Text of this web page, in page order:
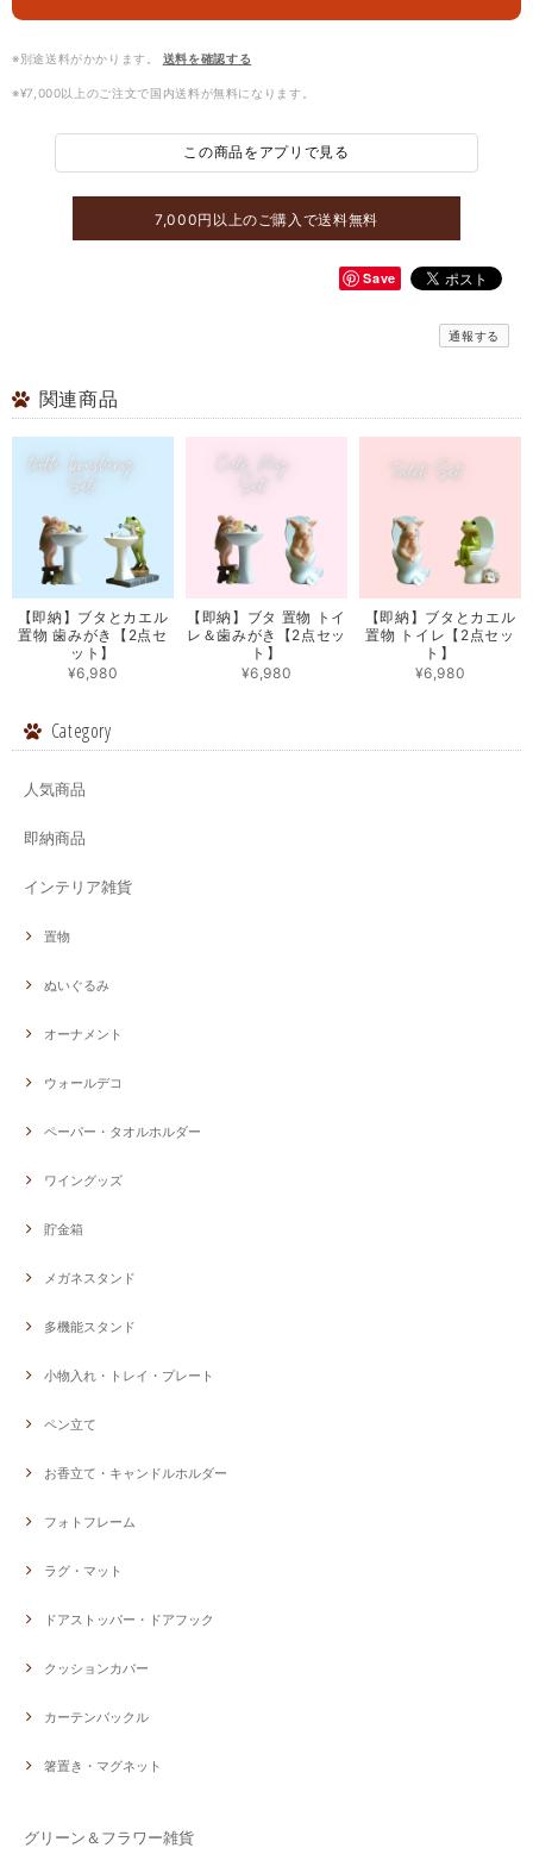
※別途送料がかかります。 送料を確認する
※¥7,000以上のご注文で国内送料が無料になります。
この商品をアプリで見る
7,000円以上のご購入で送料無料
Save
通報する
関連商品
【即納】ブタとカエル
置物 歯みがき【2点セ
ット】
¥6,980
【即納】ブタ 置物 トイ
レ＆歯みがき【2点セッ
ト】
¥6,980
【即納】ブタとカエル
置物 トイレ【2点セッ
ト】
¥6,980
Category
人気商品
即納商品
インテリア雑貨
置物
ぬいぐるみ
オーナメント
ウォールデコ
ペーパー・タオルホルダー
ワイングッズ
貯金箱
メガネスタンド
多機能スタンド
小物入れ・トレイ・プレート
ペン立て
お香立て・キャンドルホルダー
フォトフレーム
ラグ・マット
ドアストッパー・ドアフック
クッションカバー
カーテンバックル
箸置き・マグネット
グリーン＆フラワー雑貨